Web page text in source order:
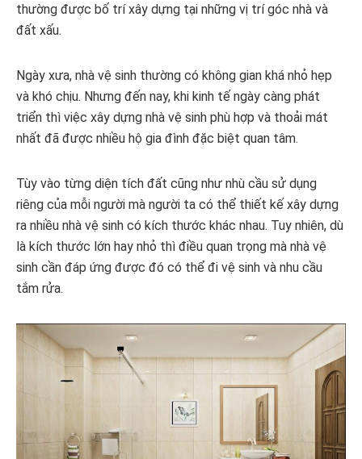
thường được bố trí xây dựng tại những vị trí góc nhà và
đất xấu.
Ngày xưa, nhà vệ sinh thường có không gian khá nhỏ hẹp
và khó chịu. Nhưng đến nay, khi kinh tế ngày càng phát
triển thì việc xây dựng nhà vệ sinh phù hợp và thoải mát
nhất đã được nhiều hộ gia đình đặc biệt quan tâm.
Tùy vào từng diện tích đất cũng như nhù cầu sử dụng
riêng của mỗi người mà người ta có thể thiết kế xây dựng
ra nhiều nhà vệ sinh có kích thước khác nhau. Tuy nhiên, dù
là kích thước lớn hay nhỏ thì điều quan trọng mà nhà vệ
sinh cần đáp ứng được đó có thể đi vệ sinh và nhu cầu
tắm rửa.